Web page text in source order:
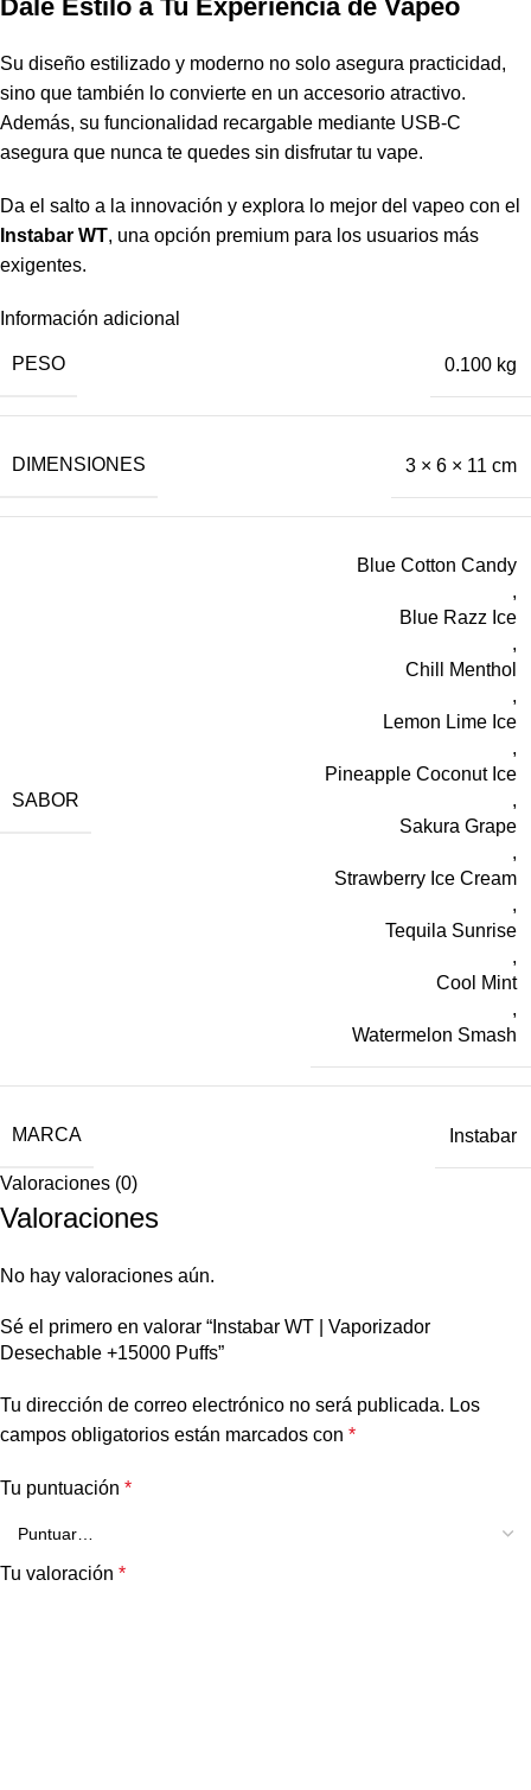
Dale Estilo a Tu Experiencia de Vapeo
Su diseño estilizado y moderno no solo asegura practicidad,
sino que también lo convierte en un accesorio atractivo.
Además, su funcionalidad recargable mediante USB-C
asegura que nunca te quedes sin disfrutar tu vape.
Da el salto a la innovación y explora lo mejor del vapeo con el
Instabar WT, una opción premium para los usuarios más
exigentes.
Información adicional
PESO 0.100 kg
DIMENSIONES 3 × 6 × 11 cm
SABOR
Blue Cotton Candy
,
Blue Razz Ice
,
Chill Menthol
,
Lemon Lime Ice
,
Pineapple Coconut Ice
,
Sakura Grape
,
Strawberry Ice Cream
,
Tequila Sunrise
,
Cool Mint
,
Watermelon Smash
MARCA Instabar
Valoraciones (0)
Valoraciones
No hay valoraciones aún.
Sé el primero en valorar “Instabar WT | Vaporizador
Desechable +15000 Puffs”
Tu dirección de correo electrónico no será publicada. Los
campos obligatorios están marcados con *
Tu puntuación *
Tu valoración *